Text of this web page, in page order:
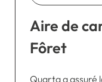
Aire de
Fôret
Quarta a assuré